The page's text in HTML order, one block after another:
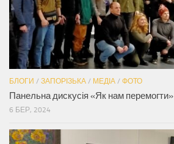
БЛОГИ / ЗАПОРІЗЬКА / МЕДІА / ФОТО
Панельна дискусія «Як нам перемогти»
6 БЕР, 2024